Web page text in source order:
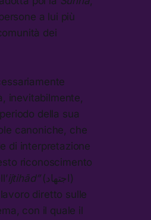
a lui più
dei
inevitabilmente,
della sua
canoniche, che
di interpretazione
riconoscimento
ijtihād”(اجتهاد)
diretto sulle
con il quale il